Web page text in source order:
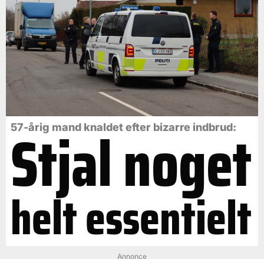
57-årig mand knaldet efter bizarre indbrud:
Stjal noget
helt essentielt
Annonce